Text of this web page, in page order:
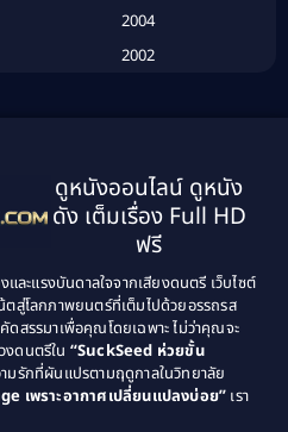
งคลาสสิก(25)
คลาสสิก(134)
คลาสสิก(21)
ตลก(515)
ตลก(46)
2004
2002
1994
1992
1988
1986
1984
1982
ดูหนังออนไลน์ ดูหนัง
ดัง เต็มเรื่อง Full HD
ฟรี
ะแรงบันดาลใจจากเสียงดนตรี เว็บไซต์
ตสู่โลกภาพยนตร์ที่เต็มไปด้วยอรรถรส
สรรมาเพื่อคุณโดยเฉพาะ ไม่ว่าคุณจะ
งดนตรีใน “SuckSeed ห่วยขั้น
รักที่ผันแปรตามฤดูกาลในวิทยาลัย
เพราะอากาศเปลี่ยนแปลงบ่อย” เรา